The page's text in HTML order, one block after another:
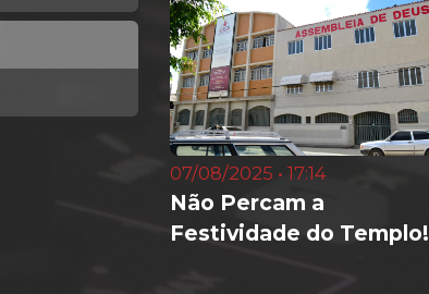
07/08/2025 • 17:14
Não Percam a
Festividade do Templo!